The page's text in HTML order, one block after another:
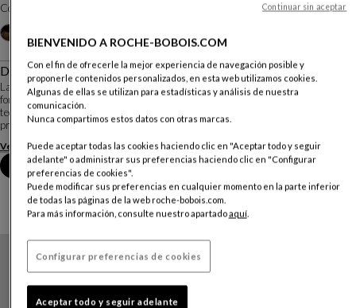
Color :
Descripción
La silla Ava sintetiza la inspiración de un dragón mítico reencarnado bajo la
forma de un sillón de la dinastía Ming y la perfección de un objeto de alta
tecnología. Ha sido imaginada por Song Wen Zhong, joven diseñador chino
premiado por el Roche B...
Ver más Descargar la ficha técnica
Reserva una cita en tienda
BIENVENIDO A ROCHE-BOBOIS.COM
Con el fin de ofrecerle la mejor experiencia de navegación posible y
proponerle contenidos personalizados, en esta web utilizamos cookies.
Algunas de ellas se utilizan para estadísticas y análisis de nuestra
comunicación.
Nunca compartimos estos datos con otras marcas.
Puede aceptar todas las cookies haciendo clic en "Aceptar todo y seguir
adelante" o administrar sus preferencias haciendo clic en "Configurar
preferencias de cookies".
Puede modificar sus preferencias en cualquier momento en la parte inferior
de todas las páginas de la web roche-bobois.com.
Para más información, consulte nuestro apartadoaquí.
Configurar preferencias de cookies
Aceptar todo y seguir adelante
Continuar sin aceptar